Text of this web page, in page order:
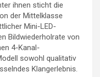
ihnen sticht die
der Mittelklasse
Mini-LED-
Bildwiederholrate von
4-Kanal-
sowohl qualitativ
Klangerlebnis.